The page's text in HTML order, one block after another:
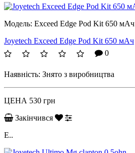
Модель: Exceed Edge Pod Kit 650 мАч
Joyetech Exceed Edge Pod Kit 650 мАч
0
Наявність: Знято з виробництва
ЦЕНА 530 грн
Закінчився
E..